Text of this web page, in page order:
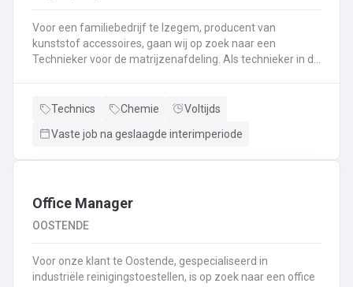
Voor een familiebedrijf te Izegem, producent van
kunststof accessoires, gaan wij op zoek naar een
Technieker voor de matrijzenafdeling. Als technieker in de
productie en stel je de machines correct in.Bovendien
analyseer je fouten en waar nodig neem je corrigerende
de veiligheidssystemen behoort eveneens tot jouw
de productie en anticipeer je op veranderingen.
Technics Chemie
Voltijds
Vaste job na geslaagde interimperiode
Office Manager
OOSTENDE
Voor onze klant te Oostende, gespecialiseerd in
industriële reinigingstoestellen, is op zoek naar een office